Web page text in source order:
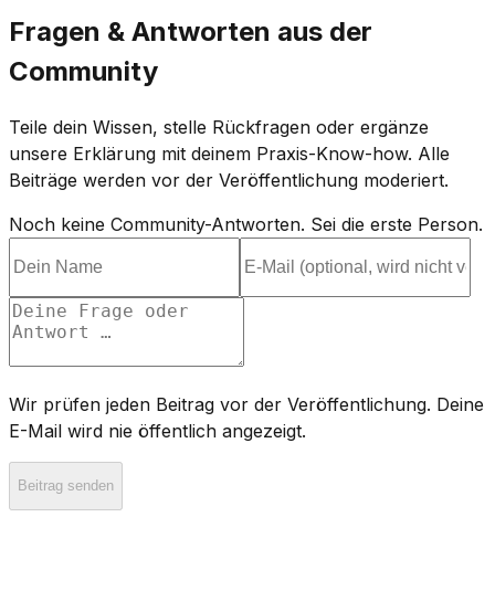
Fragen & Antworten aus der
Community
Teile dein Wissen, stelle Rückfragen oder ergänze
unsere Erklärung mit deinem Praxis-Know-how. Alle
Beiträge werden vor der Veröffentlichung moderiert.
Noch keine Community-Antworten. Sei die erste Person.
Wir prüfen jeden Beitrag vor der Veröffentlichung. Deine
E-Mail wird nie öffentlich angezeigt.
Beitrag senden